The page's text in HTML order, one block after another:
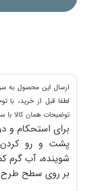
ارسال این محصول به
لطفا قبل از خرید، با
توضیحات همان کالا با
برای استحکام و
پشت و رو کردن
بر روی سطح طرح